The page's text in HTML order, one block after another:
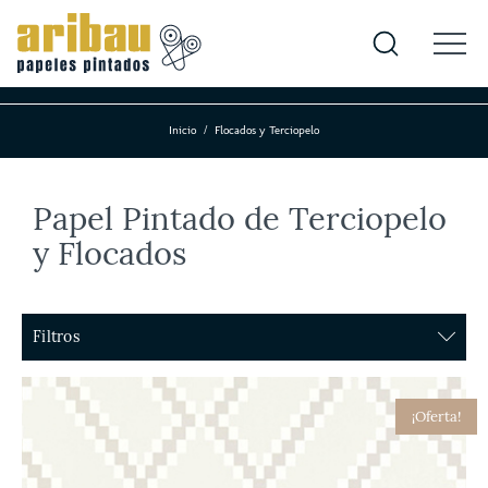
Inicio Flocados y Terciopelo
Papel Pintado de Terciopelo
y Flocados
Filtros
Color
Beige
¡Oferta!